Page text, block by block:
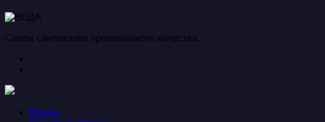
Салон сантехники премиального качества
Ванны